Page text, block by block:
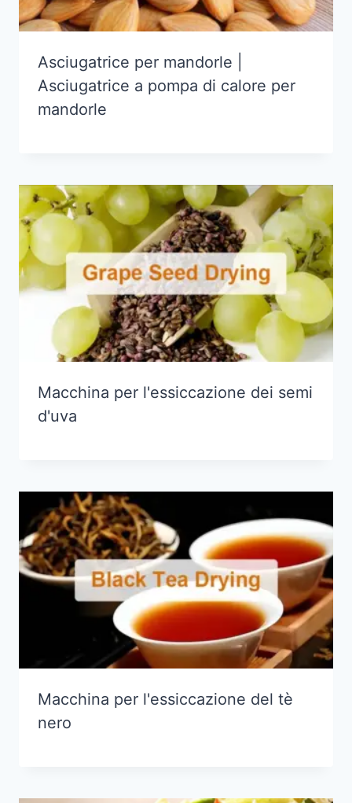
Asciugatrice per mandorle |
Asciugatrice a pompa di calore per
mandorle
Macchina per l'essiccazione dei semi
d'uva
Macchina per l'essiccazione del tè
nero